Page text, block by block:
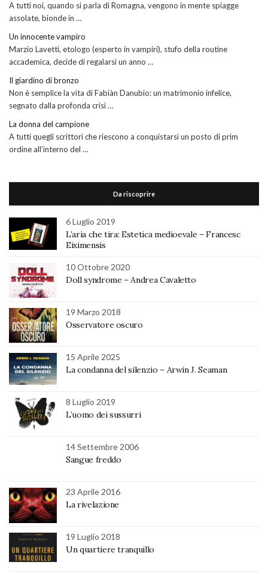
A tutti noi, quando si parla di Romagna, vengono in mente spiagge
assolate, bionde in …
Un innocente vampiro
Marzio Lavetti, etologo (esperto in vampiri), stufo della routine
accademica, decide di regalarsi un anno …
Il giardino di bronzo
Non è semplice la vita di Fabiàn Danubio: un matrimonio infelice,
segnato dalla profonda crisi …
La donna del campione
A tutti quegli scrittori che riescono a conquistarsi un posto di prim
ordine all’interno del …
Da riscoprire
6 Luglio 2019
L’aria che tira: Estetica medioevale – Francesc
Eiximensis
10 Ottobre 2020
Doll syndrome – Andrea Cavaletto
19 Marzo 2018
Osservatore oscuro
15 Aprile 2025
La condanna del silenzio – Arwin J. Seaman
8 Luglio 2019
L’uomo dei sussurri
14 Settembre 2006
Sangue freddo
23 Aprile 2016
La rivelazione
19 Luglio 2018
Un quartiere tranquillo